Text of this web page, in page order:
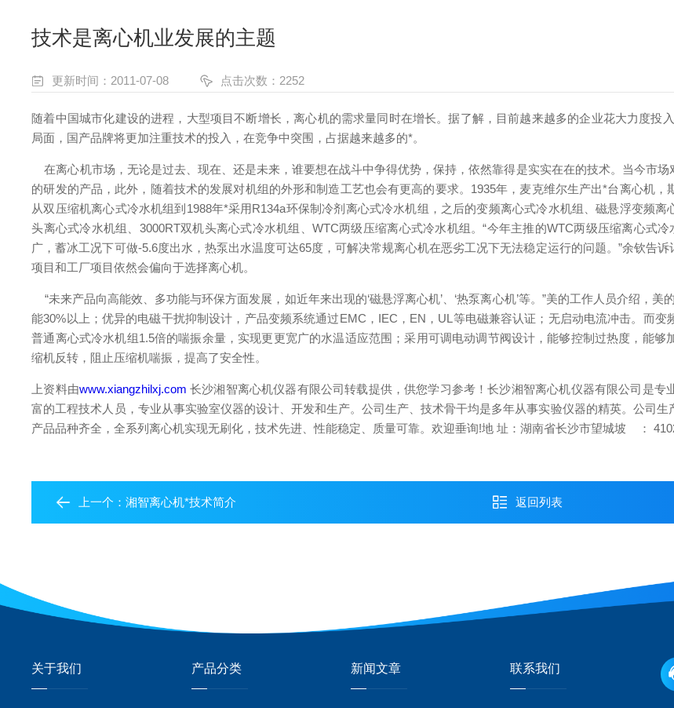
技术是离心机业发展的主题
更新时间：2011-07-08 点击次数：2252
随着中国城市化建设的进程，大型项目不断增长，离心机的需求量同时在增长。据了解，目前越来越多的企业花大力度投
局面，国产品牌将更加注重技术的投入，在竞争中突围，占据越来越多的*。
在离心机市场，无论是过去、现在、还是未来，谁要想在战斗中争得优势，保持，依然靠得是实实在在的技术。当今市
的研发的产品，此外，随着技术的发展对机组的外形和制造工艺也会有更高的要求。1935年，麦克维尔生产出*台离心机
从双压缩机离心式冷水机组到1988年*采用R134a环保制冷剂离心式冷水机组，之后的变频离心式冷水机组、磁悬浮变频
头离心式冷水机组、3000RT双机头离心式冷水机组、WTC两级压缩离心式冷水机组。“今年主推的WTC两级压缩离心式
广，蓄冰工况下可做-5.6度出水，热泵出水温度可达65度，可解决常规离心机在恶劣工况下无法稳定运行的问题。”余钦告
项目和工厂项目依然会偏向于选择离心机。
“未来产品向高能效、多功能与环保方面发展，如近年来出现的‘磁悬浮离心机’、‘热泵离心机’等。”美的工作人员介绍，
能30%以上；优异的电磁干扰抑制设计，产品变频系统通过EMC，IEC，EN，UL等电磁兼容认证；无启动电流冲击。而
普通离心式冷水机组1.5倍的喘振余量，实现更更宽广的水温适应范围；采用可调电动调节阀设计，能够控制过热度，能
缩机反转，阻止压缩机喘振，提高了安全性。
上资料由www.xiangzhilxj.com 长沙湘智离心机仪器有限公司转载提供，供您学习参考！长沙湘智离心机仪器有限公司是
富的工程技术人员，专业从事实验室仪器的设计、开发和生产。公司生产、技术骨干均是多年从事实验仪器的精英。公司
产品品种齐全，全系列离心机实现无刷化，技术先进、性能稳定、质量可靠。欢迎垂询!地 址：湖南省长沙市望城坡 ：
上一个：湘智离心机*技术简介 返回列表
关于我们 产品分类 新闻文章 联系我们